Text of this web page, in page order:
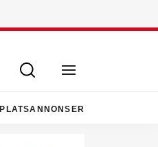
PLATSANNONSER